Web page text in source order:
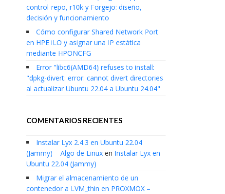
control-repo, r10k y Forgejo: diseño,
decisión y funcionamiento
Cómo configurar Shared Network Port
en HPE iLO y asignar una IP estática
mediante HPONCFG
Error "libc6(AMD64) refuses to install:
"dpkg-divert: error: cannot divert directories
al actualizar Ubuntu 22.04 a Ubuntu 24.04"
COMENTARIOS RECIENTES
Instalar Lyx 2.4.3 en Ubuntu 22.04
(Jammy) – Algo de Linux en Instalar Lyx en
Ubuntu 22.04 (Jammy)
Migrar el almacenamiento de un
contenedor a LVM_thin en PROXMOX –